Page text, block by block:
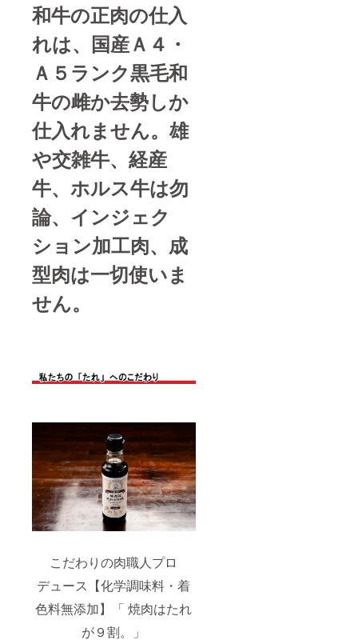
和牛の正肉の仕入
れは、国産Ａ４・
Ａ５ランク黒毛和
牛の雌か去勢しか
仕入れません。雄
や交雑牛、経産
牛、ホルス牛は勿
論、インジェク
ション加工肉、成
型肉は一切使いま
せん。
こだわりの肉職人プロ
デュース【化学調味料・着
色料無添加】「 焼肉はたれ
が９割。」